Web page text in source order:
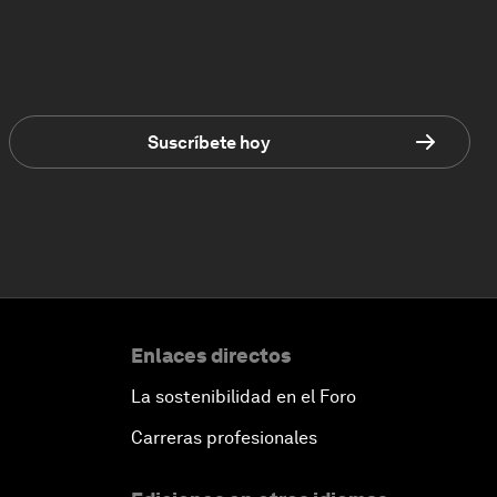
Suscríbete hoy
Enlaces directos
La sostenibilidad en el Foro
Carreras profesionales